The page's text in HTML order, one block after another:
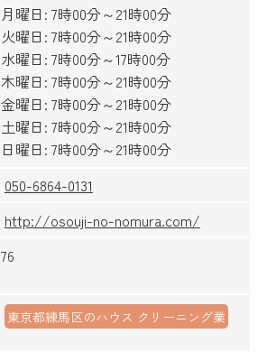
月曜日: 7時00分～21時00分
火曜日: 7時00分～21時00分
水曜日: 7時00分～17時00分
木曜日: 7時00分～21時00分
金曜日: 7時00分～21時00分
土曜日: 7時00分～21時00分
日曜日: 7時00分～21時00分
050-6864-0131
http://osouji-no-nomura.com/
76
東京都練馬区のハウス クリーニング業